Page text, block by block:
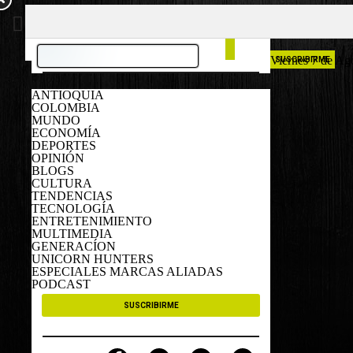
ANTIOQUIA
COLOMBIA
MUNDO
ECONOMÍA
DEPORTES
OPINIÓN
BLOGS
CULTURA
TENDENCIAS
TECNOLOGÍA
ENTRETENIMIENTO
MULTIMEDIA
GENERACÍON
UNICORN HUNTERS
ESPECIALES MARCAS ALIADAS
PODCAST
SUSCRIBIRME
Viernes 7 de
SUSCRIBIRME